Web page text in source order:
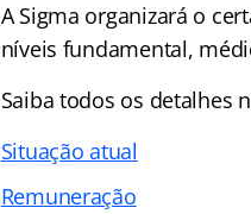
A Sigma organizará o
níveis fundamental,
Saiba todos os detalhes
Situação atual
Remuneração